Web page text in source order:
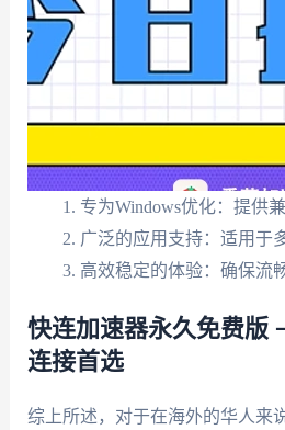
专为Windows优化：提供
广泛的应用支持：适用于
高效稳定的体验：确保流
快连加速器永久免费版
连接首选
综上所述，对于在海外的华人来